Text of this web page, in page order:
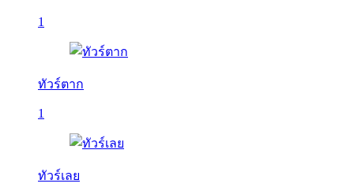
1
ทัวร์ตาก
1
ทัวร์เลย